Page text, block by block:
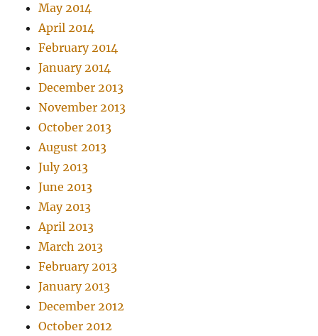
May 2014
April 2014
February 2014
January 2014
December 2013
November 2013
October 2013
August 2013
July 2013
June 2013
May 2013
April 2013
March 2013
February 2013
January 2013
December 2012
October 2012